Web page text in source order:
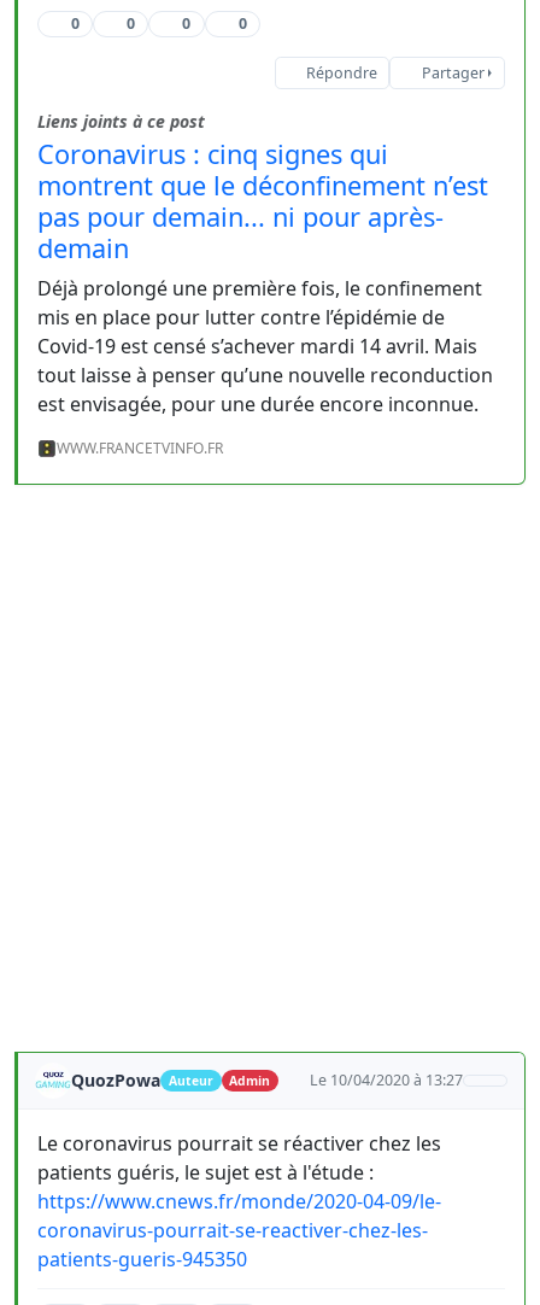
0 0 0 0
Répondre Partager
Liens joints à ce post
Coronavirus : cinq signes qui
montrent que le déconfinement n’est
pas pour demain... ni pour après-
demain
Déjà prolongé une première fois, le confinement
mis en place pour lutter contre l’épidémie de
Covid-19 est censé s’achever mardi 14 avril. Mais
tout laisse à penser qu’une nouvelle reconduction
est envisagée, pour une durée encore inconnue.
WWW.FRANCETVINFO.FR
QuozPowa Auteur Admin Le 10/04/2020 à 13:27
Le coronavirus pourrait se réactiver chez les
patients guéris, le sujet est à l'étude :
https://www.cnews.fr/monde/2020-04-09/le-
coronavirus-pourrait-se-reactiver-chez-les-
patients-gueris-945350